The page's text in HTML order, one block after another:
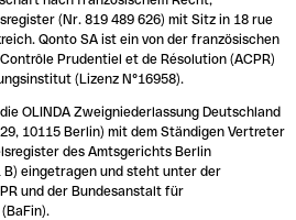
(Nr. 819 489 626) mit Sitz in 18 rue
Qonto SA ist ein von der französischen
Prudentiel et de Résolution (ACPR)
(Lizenz N°16958).
OLINDA Zweigniederlassung Deutschland
10115 Berlin) mit dem Ständigen Vertreter
des Amtsgerichts Berlin
B) eingetragen und steht unter der
und der Bundesanstalt für